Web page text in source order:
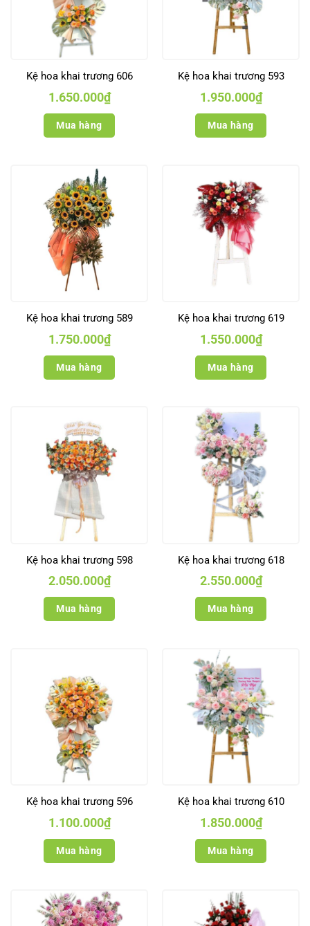
Kệ hoa khai trương 606
1.650.000₫
Mua hàng
Kệ hoa khai trương 593
1.950.000₫
Mua hàng
Kệ hoa khai trương 589
1.750.000₫
Mua hàng
Kệ hoa khai trương 619
1.550.000₫
Mua hàng
Kệ hoa khai trương 598
2.050.000₫
Mua hàng
Kệ hoa khai trương 618
2.550.000₫
Mua hàng
Kệ hoa khai trương 596
1.100.000₫
Mua hàng
Kệ hoa khai trương 610
1.850.000₫
Mua hàng